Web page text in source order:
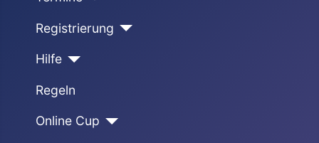
Registrierung
Hilfe
Regeln
Online Cup